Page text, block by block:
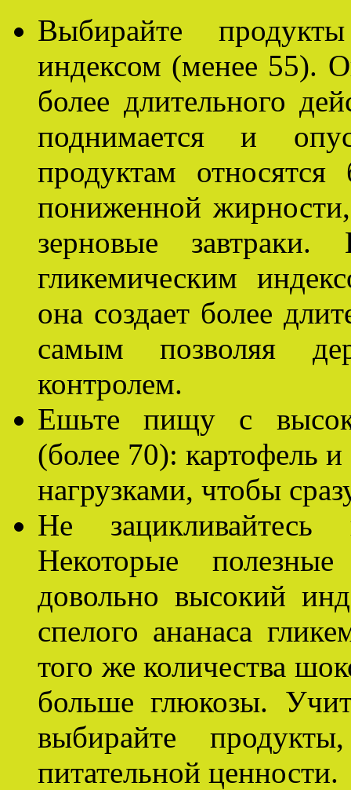
Выбирайте
индексом (менее 55).
более длительного
поднимается и
продуктам
пониженной
зерновые
гликемическим
она создает более
самым позволяя
контролем.
Ешьте пищу с
(более 70): картофель
нагрузками, чтобы
Не зацикливайтесь
Некоторые
довольно высокий
спелого ананаса
того же количества
больше глюкозы.
выбирайте
питательной ценности.